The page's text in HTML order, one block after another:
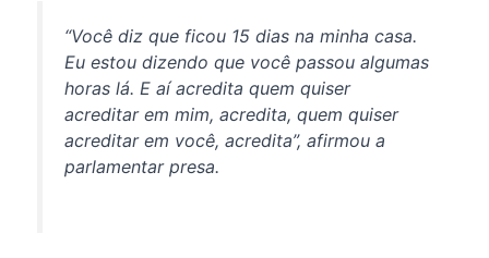
“Você diz que ficou 15 dias na minha casa.
Eu estou dizendo que você passou algumas
horas lá. E aí acredita quem quiser
acreditar em mim, acredita, quem quiser
acreditar em você, acredita”, afirmou a
parlamentar presa.